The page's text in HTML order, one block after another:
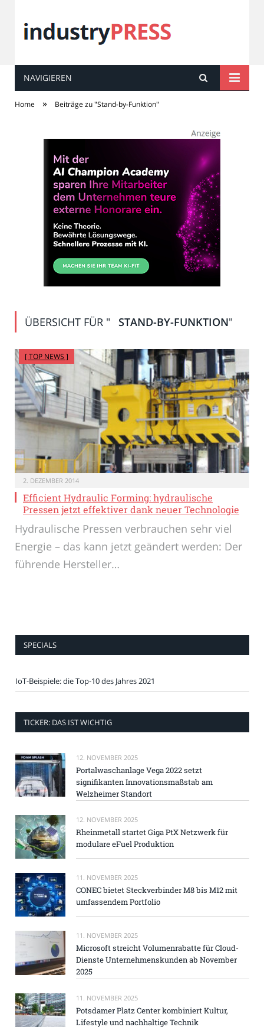
industryPRESS
NAVIGIEREN
Home » Beiträge zu "Stand-by-Funktion"
ÜBERSICHT FÜR " STAND-BY-FUNKTION"
[ TOP NEWS ]
2. DEZEMBER 2014
Efficient Hydraulic Forming: hydraulische
Pressen jetzt effektiver dank neuer Technologie
Hydraulische Pressen verbrauchen sehr viel
Energie – das kann jetzt geändert werden: Der
führende Hersteller…
SPECIALS
IoT-Beispiele: die Top-10 des Jahres 2021
TICKER: DAS IST WICHTIG
12. NOVEMBER 2025
Portalwaschanlage Vega 2022 setzt
signifikanten Innovationsmaßstab am
Welzheimer Standort
12. NOVEMBER 2025
Rheinmetall startet Giga PtX Netzwerk für
modulare eFuel Produktion
11. NOVEMBER 2025
CONEC bietet Steckverbinder M8 bis M12 mit
umfassendem Portfolio
11. NOVEMBER 2025
Microsoft streicht Volumenrabatte für Cloud-
Dienste Unternehmenskunden ab November
2025
11. NOVEMBER 2025
Potsdamer Platz Center kombiniert Kultur,
Lifestyle und nachhaltige Technik